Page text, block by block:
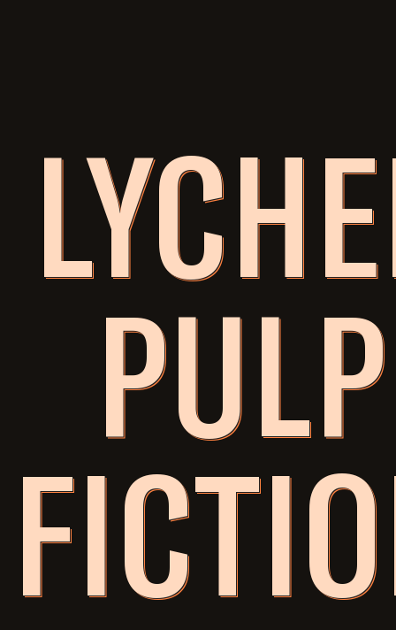
PULP